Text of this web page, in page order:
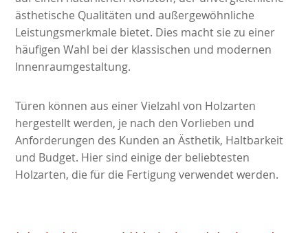
ästhetische Qualitäten und außergewöhnliche
Leistungsmerkmale bietet. Dies macht sie zu einer
häufigen Wahl bei der klassischen und modernen
Innenraumgestaltung.
Türen können aus einer Vielzahl von Holzarten
hergestellt werden, je nach den Vorlieben und
Anforderungen des Kunden an Ästhetik, Haltbarkeit
und Budget. Hier sind einige der beliebtesten
Holzarten, die für die Fertigung verwendet werden.